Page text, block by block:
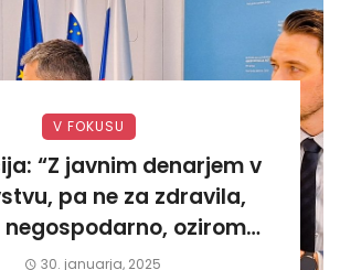
V FOKUSU
“Z javnim denarjem v
pa ne za zdravila,
oziroma
žep. Tokrat na Žalskem«
30. januarja, 2025